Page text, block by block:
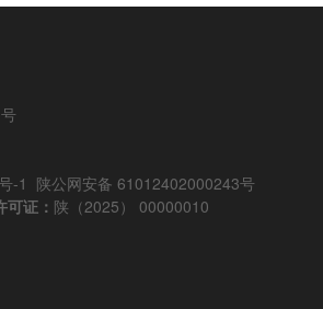
-1 陕公网安备 61012402000243号
证： 陕（2025） 00000010